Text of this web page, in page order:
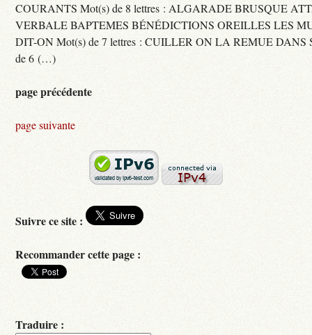
COURANTS Mot(s) de 8 lettres : ALGARADE BRUSQUE
VERBALE BAPTEMES BÉNÉDICTIONS OREILLES LES
DIT-ON Mot(s) de 7 lettres : CUILLER ON LA REMUE DANS
de 6 (…)
page précédente
page suivante
Suivre ce site :
Recommander cette page :
Traduire :